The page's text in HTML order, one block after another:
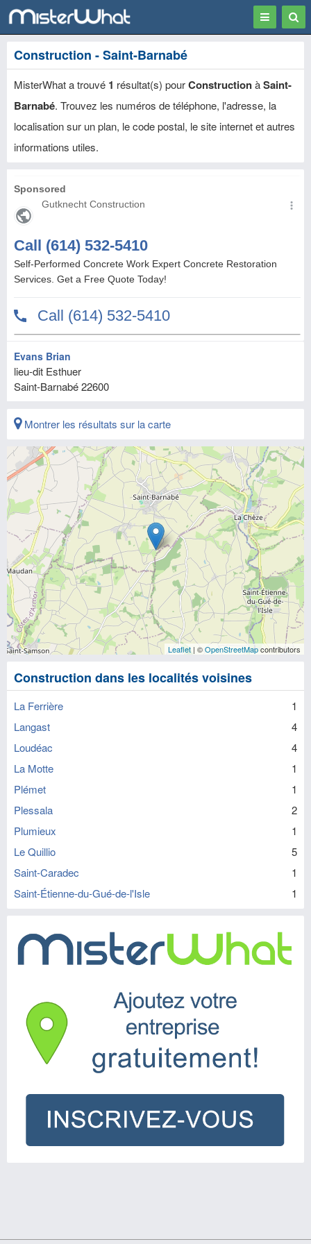
Toggle
Construction - Saint-Barnabé
MisterWhat a trouvé 1 résultat(s) pourConstructionàSaint-
Barnabé. Trouvez les numéros de téléphone, l'adresse, la
localisation sur un plan, le code postal, le site internet et autres
informations utiles.
Evans Brian
lieu-dit Esthuer
Saint-Barnabé22600
Montrer les résultats sur la carte
Leaflet | ©OpenStreetMapcontributors
Construction dans les localités voisines
La Ferrière
1
Langast
4
Loudéac
4
La Motte
1
Plémet
1
Plessala
2
Plumieux
1
Le Quillio
5
Saint-Caradec
1
Saint-Étienne-du-Gué-de-l'Isle
1